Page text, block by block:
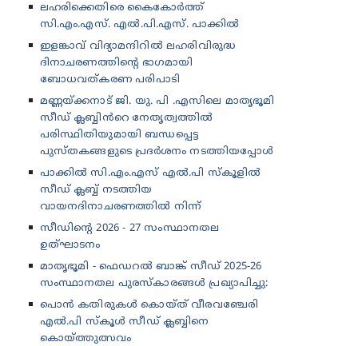
ലഹരിക്കെതിരെ കൈകോർത്ത്
സി.എം.എസ്. എൽ.പി.എസ്. പാക്കിൽ
ഇളങ്കാവ് വിദ്യാമന്ദിറിൽ ലഹരിവിരുദ്ധ
ദിനാചരണത്തിന്റെ ഭാഗമായി
ബോധവത്കരണ പരിപാടി
മണ്ണയ്ക്കനാട് ജി. യു. പി .എസിലെ മാതൃഭൂമി
സീഡ് ക്ലബ്ബിൻറെ നേതൃത്വത്തിൽ
പരിസ്ഥിതിയുമായി ബന്ധപ്പെട്ട
പുസ്തകങ്ങളുടെ പ്രദർശനം നടത്തിയപ്പോൾ
പാക്കിൽ സി.എം.എസ് എൽ.പി സ്കൂളിൽ
സീഡ് ക്ലബ്ബ് നടത്തിയ
വായനദിനാചരണത്തിൽ നിന്ന്
സീഡിന്റെ 2026 - 27 സംസ്ഥാനതല
ഉത്‌ഘാടനം
മാതൃഭൂമി - ഫെഡറൽ ബാങ്ക് സീഡ് 2025-26
സംസ്ഥാനതല പുരസ്കാരങ്ങൾ പ്രഖ്യാപിച്ചു:
പൊൻ കതിരുകൾ കൊയ്ത് വീരവഞ്ചേരി
എൽ.പി സ്കൂൾ സീഡ് ക്ലബ്ബിനെ
കൊയ്ത്തുത്സവം